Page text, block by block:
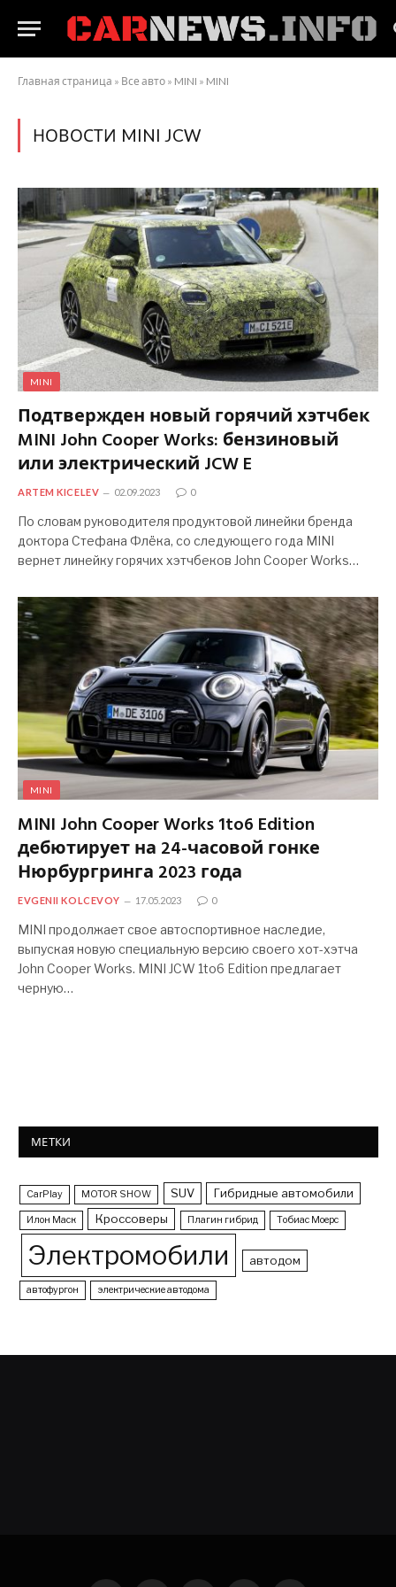
Главная страница » Все авто » MINI » MINI
НОВОСТИ MINI JCW
MINI
Подтвержден новый горячий хэтчбек
MINI John Cooper Works: бензиновый
или электрический JCW E
ARTEM KICELEV 02.09.2023 0
По словам руководителя продуктовой линейки бренда
доктора Стефана Флёка, со следующего года MINI
вернет линейку горячих хэтчбеков John Cooper Works…
MINI
MINI John Cooper Works 1to6 Edition
дебютирует на 24-часовой гонке
Нюрбургринга 2023 года
EVGENII KOLCEVOY 17.05.2023 0
MINI продолжает свое автоспортивное наследие,
выпуская новую специальную версию своего хот-хэтча
John Cooper Works. MINI JCW 1to6 Edition предлагает
черную…
МЕТКИ
CarPlay MOTOR SHOW SUV Гибридные автомобили
Илон Маск Кроссоверы Плагин гибрид Тобиас Моерс
Электромобили автодом
автофургон электрические автодома